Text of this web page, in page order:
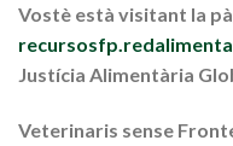
Vostè està visitant la
Justícia Alimentària
Veterinaris sense